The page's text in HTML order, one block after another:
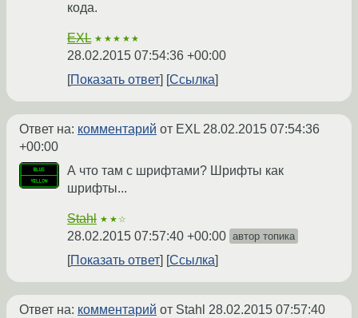
кода.
EXL ★★★★★
28.02.2015 07:54:36 +00:00
Показать ответ
Ссылка
Ответ на: комментарий от EXL28.02.2015 07:54:36
+00:00
А что там с шрифтами? Шрифты как
шрифты...
Stahl ★★☆
28.02.2015 07:57:40 +00:00 автор топика
Показать ответ Ссылка
Ответ на: комментарий от Stahl 28.02.2015 07:57:40